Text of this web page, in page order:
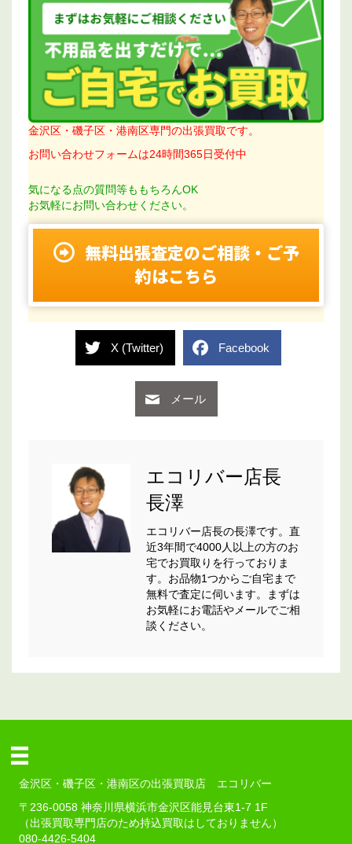
金沢区・磯子区・港南区専門の出張買取です。
お問い合わせフォームは24時間365日受付中
気になる点の質問等ももちろんOK
お気軽にお問い合わせください。
無料出張査定のご相談・ご予
約はこちら
X (Twitter) Facebook
メール
エコリバー店長
長澤
エコリバー店長の長澤です。直
近3年間で4000人以上の方のお
宅でお買取りを行っておりま
す。お品物1つからご自宅まで
無料で査定に伺います。まずは
お気軽にお電話やメールでご相
談ください。
金沢区・磯子区・港南区の出張買取店 エコリバー
〒236-0058 神奈川県横浜市金沢区能見台東1-7 1F
（出張買取専門店のため持込買取はしておりません）
080-4426-5404